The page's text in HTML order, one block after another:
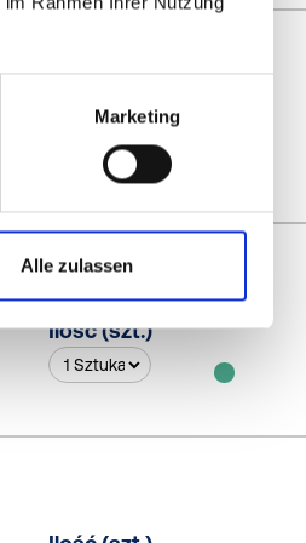
Marketing
Alle zulassen
Ilość (szt.)
Ilość (szt.)